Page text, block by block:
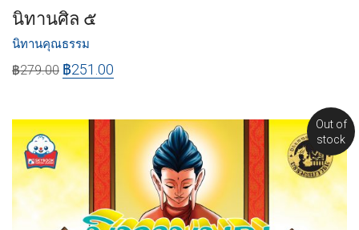
นิทานศิล ๕
นิทานคุณธรรม
฿279.00 ฿251.00
Out of
stock